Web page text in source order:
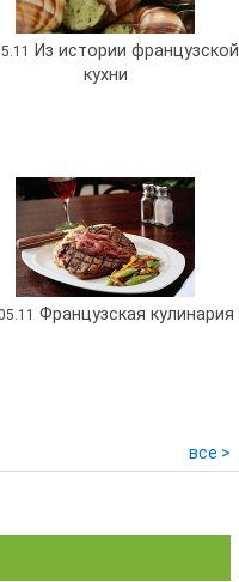
Из истории французской
кухни
Французская кулинария
все >